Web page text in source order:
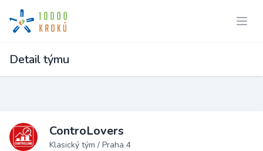
Detail týmu
ControLovers
Klasický tým / Praha 4